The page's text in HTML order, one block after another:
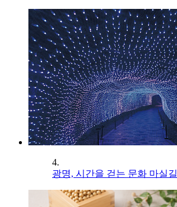
4.
광명, 시간을 걷는 문화 마실길